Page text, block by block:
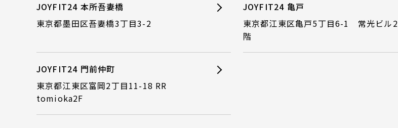
JOYFIT24 本所吾妻橋
東京都墨田区吾妻橋3丁目3-2
JOYFIT24 亀戸
東京都江東区亀戸5丁目6-1 常光ビル2
階
JOYFIT24 門前仲町
東京都江東区富岡2丁目11-18 RR
tomioka2F